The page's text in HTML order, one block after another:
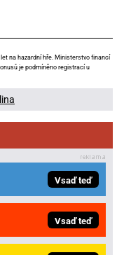
na hazardní hře. Ministerstvo financí
je podmíněno registrací u
Vsaď teď
Vsaď teď